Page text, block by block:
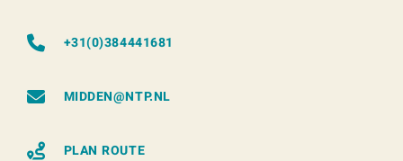
+31(0)384441681
MIDDEN@NTP.NL
PLAN ROUTE